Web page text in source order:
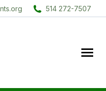
514 272-7507